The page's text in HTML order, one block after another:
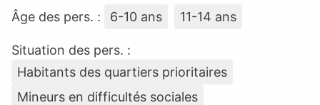
Âge des pers. : 6-10 ans 11-14 ans
Situation des pers. :
Habitants des quartiers prioritaires
Mineurs en difficultés sociales